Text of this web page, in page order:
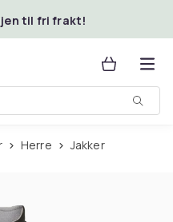
til fri frakt!
Herre Jakker